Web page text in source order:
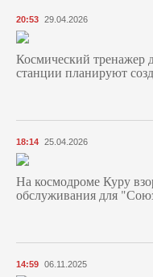
20:53 29.04.2026
Космический тренажер
станции планируют
18:14 25.04.2026
На космодроме Куру
обслуживания для
14:59 06.11.2025